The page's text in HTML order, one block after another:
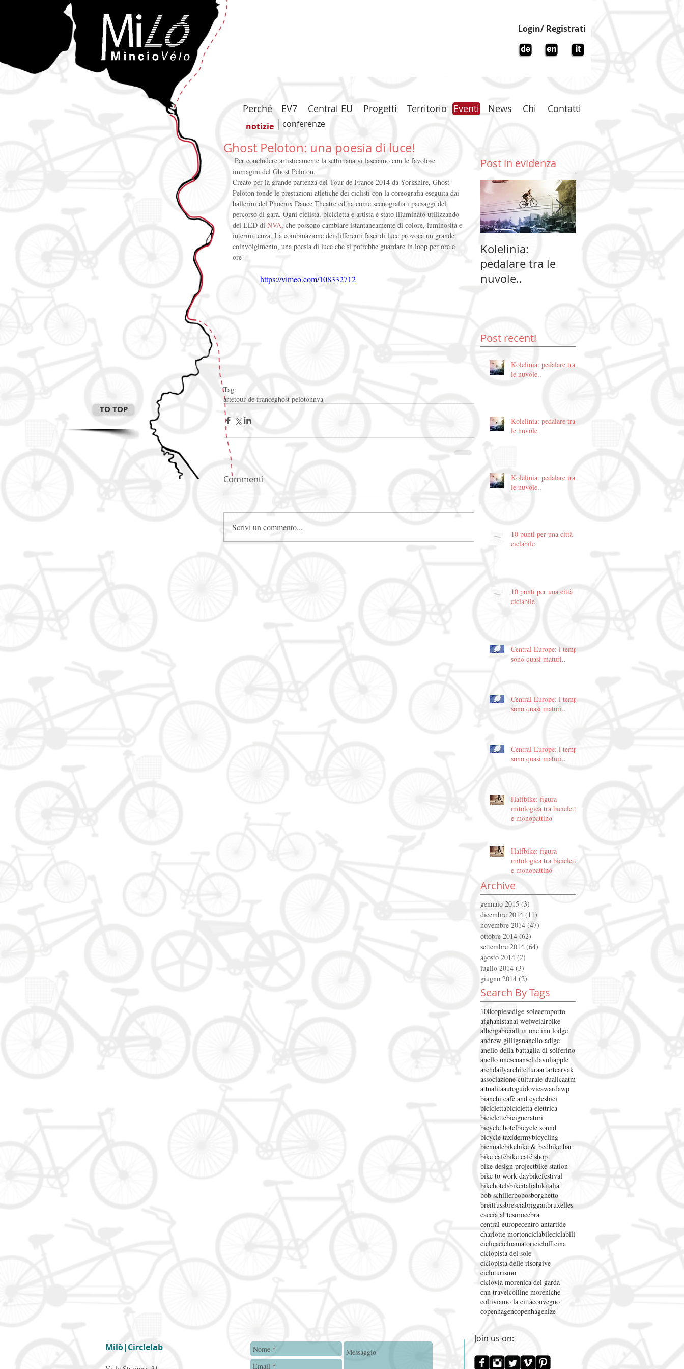
TO TOP
Login/ Registrati
Perché EV7 Central EU Progetti Territorio Eventi News Chi Contatti
Ghost Peloton: una poesia di luce!
immagini del Ghost Peloton.
Creato per la grande partenza del Tour de France 2014 da Yorkshire, Ghost
Peloton fonde le prestazioni atletiche dei ciclisti con la coreografia eseguita dai
ballerini del Phoenix Dance Theatre ed ha come scenografia i paesaggi del
percorso di gara. Ogni ciclista, bicicletta e artista è stato illuminato utilizzando
dei LED di NVA, che possono cambiare istantaneamente di colore, luminosità e
intermittenza. La combinazione dei differenti fasci di luce provoca un grande
coinvolgimento, una poesia di luce che si potrebbe guardare in loop per ore e
ore!
https://vimeo.com/108332712
Tag:
artetour de franceghost pelotonnva
Commenti
Scrivi un commento...
notizie conferenze
Post in evidenza
Kolelinia:
pedalare tra le
nuvole..
Post recenti
Archive
Kolelinia: pedalare tra
le nuvole..
Kolelinia: pedalare tra
le nuvole..
Kolelinia: pedalare tra
le nuvole..
10 punti per una città
ciclabile
10 punti per una città
ciclabile
Central Europe: i tempi
sono quasi maturi..
Central Europe: i tempi
sono quasi maturi..
Central Europe: i tempi
sono quasi maturi..
Halfbike: figura
mitologica tra bicicletta
e monopattino
Halfbike: figura
mitologica tra bicicletta
e monopattino
gennaio 2015 (3)
dicembre 2014 (11)
novembre 2014 (47)
ottobre 2014 (62)
settembre 2014 (64)
agosto 2014 (2)
luglio 2014 (3)
giugno 2014 (2)
Search By Tags
100copiesadige-soleaeroporto
afghanistanai weiweiairbike
albergabiciall in one inn lodge
andrew gilligananello adige
anello della battaglia di solferino
anello unescoansel davoliapple
archdailyarchitetturaartartearvak
associazione culturale dualicaatm
attualitàautoguidovieawardawp
bianchi cafè and cyclesbici
biciclettabicicletta elettrica
biciclettebicigneratori
bicycle hotelbicycle sound
bicycle taxidermybicycling
biennalebikebike & bedbike bar
bike cafèbike café shop
bike design projectbike station
bike to work daybikefestival
bikehotelsbikeitaliabikitalia
bob schillerbobosborghetto
breitfussbresciabriggaitbruxelles
caccia al tesorocebra
central europecentro antartide
charlotte mortonciclabileciclabili
ciclicacicloamatoriciclofficina
ciclopista del sole
ciclopista delle risorgive
cicloturismo
ciclovia morenica del garda
cnn travelcolline moreniche
coltiviamo la cittàconvegno
copenhagencopenhagenize
Milò|Circlelab
Join us on: